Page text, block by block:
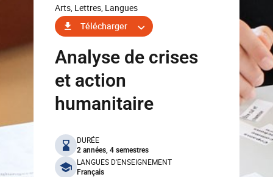
Arts, Lettres, Langues
Télécharger
Analyse de crises
et action
humanitaire
benefits
DURÉE
2 années, 4 semestres
LANGUES D'ENSEIGNEMENT
Français